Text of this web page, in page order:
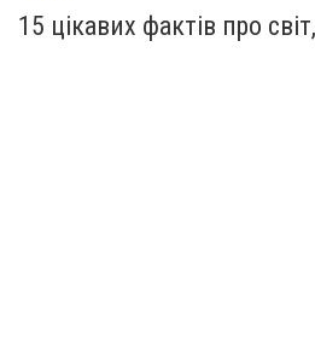
15 цікавих фактів про